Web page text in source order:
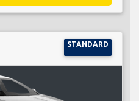
STANDARD